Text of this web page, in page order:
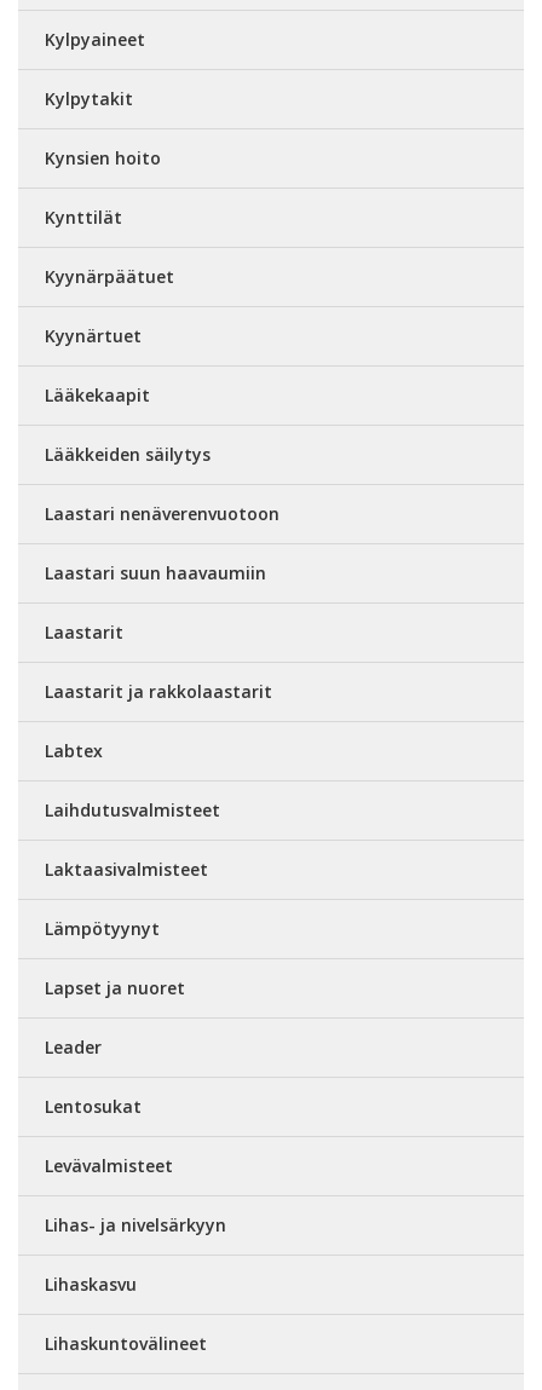
Kylpyaineet
Kylpytakit
Kynsien hoito
Kynttilät
Kyynärpäätuet
Kyynärtuet
Lääkekaapit
Lääkkeiden säilytys
Laastari nenäverenvuotoon
Laastari suun haavaumiin
Laastarit
Laastarit ja rakkolaastarit
Labtex
Laihdutusvalmisteet
Laktaasivalmisteet
Lämpötyynyt
Lapset ja nuoret
Leader
Lentosukat
Levävalmisteet
Lihas- ja nivelsärkyyn
Lihaskasvu
Lihaskuntovälineet